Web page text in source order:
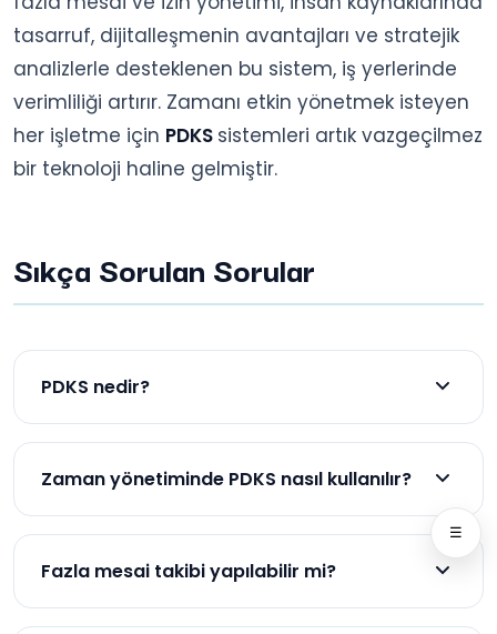
tasarruf, dijitalleşmenin avantajları ve stratejik
analizlerle desteklenen bu sistem, iş yerlerinde
verimliliği artırır. Zamanı etkin yönetmek isteyen
her işletme için PDKS sistemleri artık vazgeçilmez
bir teknoloji haline gelmiştir.
Sıkça Sorulan Sorular
PDKS nedir?
Personel Devam Kontrol Sistemi’dir, çalışanların
Zaman yönetiminde PDKS nasıl kullanılır?
Çalışma saatlerini kaydederek planlama ve analiz
Fazla mesai takibi yapılabilir mi?
Evet, tüm fazla mesai süreleri otomatik olarak
☰